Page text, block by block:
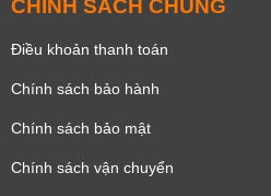
CHÍNH SÁCH CHUNG
Điều khoản thanh toán
Chính sách bảo hành
Chính sách bảo mật
Chính sách vận chuyển